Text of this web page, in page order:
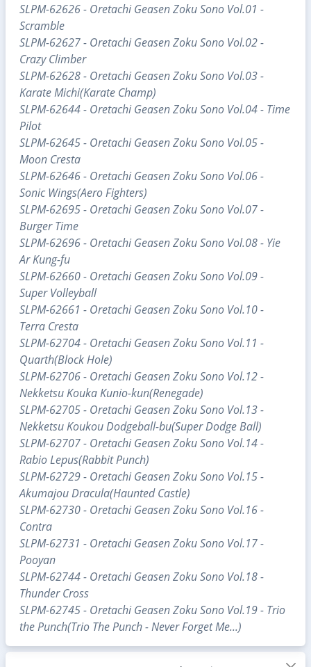
SLPM-62626 - Oretachi Geasen Zoku Sono Vol.01 -
Scramble
SLPM-62627 - Oretachi Geasen Zoku Sono Vol.02 -
Crazy Climber
SLPM-62628 - Oretachi Geasen Zoku Sono Vol.03 -
Karate Michi(Karate Champ)
SLPM-62644 - Oretachi Geasen Zoku Sono Vol.04 - Time
Pilot
SLPM-62645 - Oretachi Geasen Zoku Sono Vol.05 -
Moon Cresta
SLPM-62646 - Oretachi Geasen Zoku Sono Vol.06 -
Sonic Wings(Aero Fighters)
SLPM-62695 - Oretachi Geasen Zoku Sono Vol.07 -
Burger Time
SLPM-62696 - Oretachi Geasen Zoku Sono Vol.08 - Yie
Ar Kung-fu
SLPM-62660 - Oretachi Geasen Zoku Sono Vol.09 -
Super Volleyball
SLPM-62661 - Oretachi Geasen Zoku Sono Vol.10 -
Terra Cresta
SLPM-62704 - Oretachi Geasen Zoku Sono Vol.11 -
Quarth(Block Hole)
SLPM-62706 - Oretachi Geasen Zoku Sono Vol.12 -
Nekketsu Kouka Kunio-kun(Renegade)
SLPM-62705 - Oretachi Geasen Zoku Sono Vol.13 -
Nekketsu Koukou Dodgeball-bu(Super Dodge Ball)
SLPM-62707 - Oretachi Geasen Zoku Sono Vol.14 -
Rabio Lepus(Rabbit Punch)
SLPM-62729 - Oretachi Geasen Zoku Sono Vol.15 -
Akumajou Dracula(Haunted Castle)
SLPM-62730 - Oretachi Geasen Zoku Sono Vol.16 -
Contra
SLPM-62731 - Oretachi Geasen Zoku Sono Vol.17 -
Pooyan
SLPM-62744 - Oretachi Geasen Zoku Sono Vol.18 -
Thunder Cross
SLPM-62745 - Oretachi Geasen Zoku Sono Vol.19 - Trio
the Punch(Trio The Punch - Never Forget Me...)